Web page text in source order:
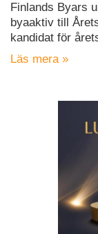
Finlands Byars
byaaktiv till
kandidat för
Läs mera »